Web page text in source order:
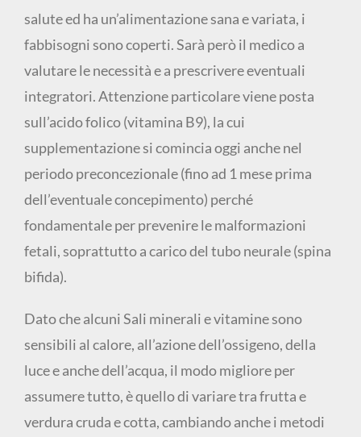
salute ed ha un’alimentazione sana e variata, i
fabbisogni sono coperti. Sarà però il medico a
valutare le necessità e a prescrivere eventuali
integratori. Attenzione particolare viene posta
sull’acido folico (vitamina B9), la cui
supplementazione si comincia oggi anche nel
periodo preconcezionale (fino ad 1 mese prima
dell’eventuale concepimento) perché
fondamentale per prevenire le malformazioni
fetali, soprattutto a carico del tubo neurale (spina
bifida).
Dato che alcuni Sali minerali e vitamine sono
sensibili al calore, all’azione dell’ossigeno, della
luce e anche dell’acqua, il modo migliore per
assumere tutto, è quello di variare tra frutta e
verdura cruda e cotta, cambiando anche i metodi